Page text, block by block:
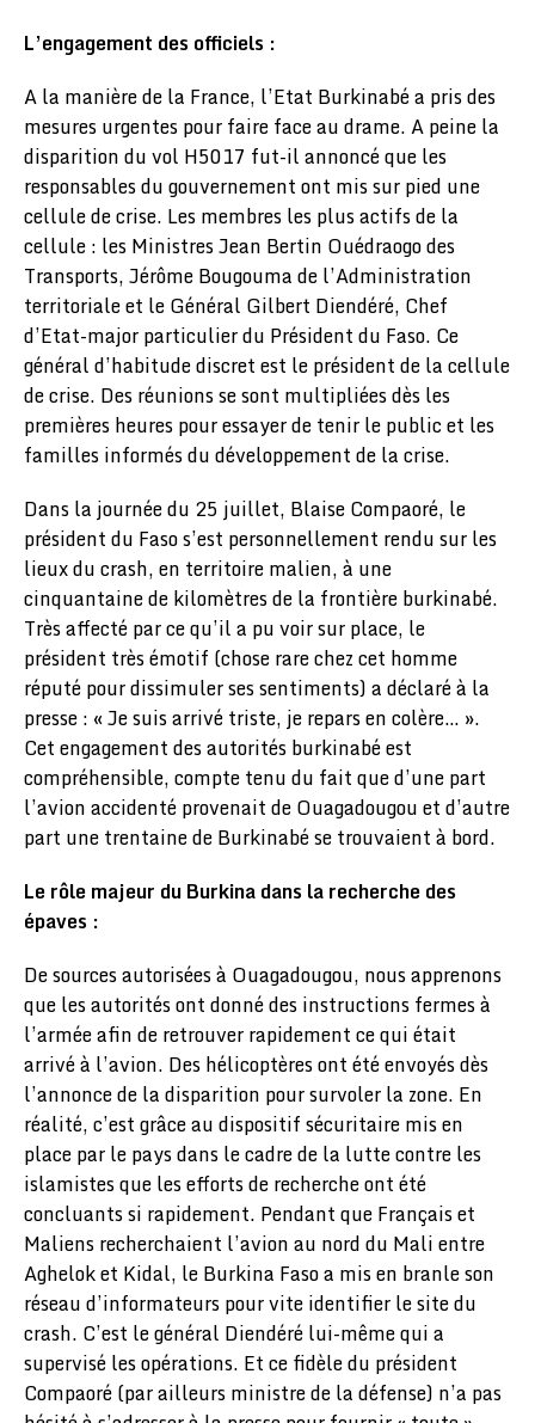
L’engagement des officiels :
A la manière de la France, l’Etat Burkinabé a pris des
mesures urgentes pour faire face au drame. A peine la
disparition du vol H5017 fut-il annoncé que les
responsables du gouvernement ont mis sur pied une
cellule de crise. Les membres les plus actifs de la
cellule : les Ministres Jean Bertin Ouédraogo des
Transports, Jérôme Bougouma de l’Administration
territoriale et le Général Gilbert Diendéré, Chef
d’Etat-major particulier du Président du Faso. Ce
général d’habitude discret est le président de la cellule
de crise. Des réunions se sont multipliées dès les
premières heures pour essayer de tenir le public et les
familles informés du développement de la crise.
Dans la journée du 25 juillet, Blaise Compaoré, le
président du Faso s’est personnellement rendu sur les
lieux du crash, en territoire malien, à une
cinquantaine de kilomètres de la frontière burkinabé.
Très affecté par ce qu’il a pu voir sur place, le
président très émotif (chose rare chez cet homme
réputé pour dissimuler ses sentiments) a déclaré à la
presse : « Je suis arrivé triste, je repars en colère… ».
Cet engagement des autorités burkinabé est
compréhensible, compte tenu du fait que d’une part
l’avion accidenté provenait de Ouagadougou et d’autre
part une trentaine de Burkinabé se trouvaient à bord.
Le rôle majeur du Burkina dans la recherche des
épaves :
De sources autorisées à Ouagadougou, nous apprenons
que les autorités ont donné des instructions fermes à
l’armée afin de retrouver rapidement ce qui était
arrivé à l’avion. Des hélicoptères ont été envoyés dès
l’annonce de la disparition pour survoler la zone. En
réalité, c’est grâce au dispositif sécuritaire mis en
place par le pays dans le cadre de la lutte contre les
islamistes que les efforts de recherche ont été
concluants si rapidement. Pendant que Français et
Maliens recherchaient l’avion au nord du Mali entre
Aghelok et Kidal, le Burkina Faso a mis en branle son
réseau d’informateurs pour vite identifier le site du
crash. C’est le général Diendéré lui-même qui a
supervisé les opérations. Et ce fidèle du président
Compaoré (par ailleurs ministre de la défense) n’a pas